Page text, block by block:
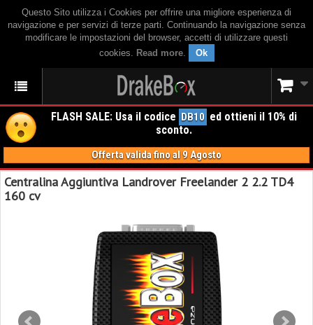
Questo Sito utilizza i Cookies per offrire una migliore esperienza di
navigazione e per servizi di terze parti. Continuando la navigazione senza
modificare le impostazioni del browser, accetti di utilizzare questi
cookies. Read more. Ok
FLASH SALE: Usa il codice DB10 ed ottieni il 10% di
sconto.
Offerta valida fino al 9 Agosto
Centralina Aggiuntiva Landrover Freelander 2 2.2 TD4
160 cv